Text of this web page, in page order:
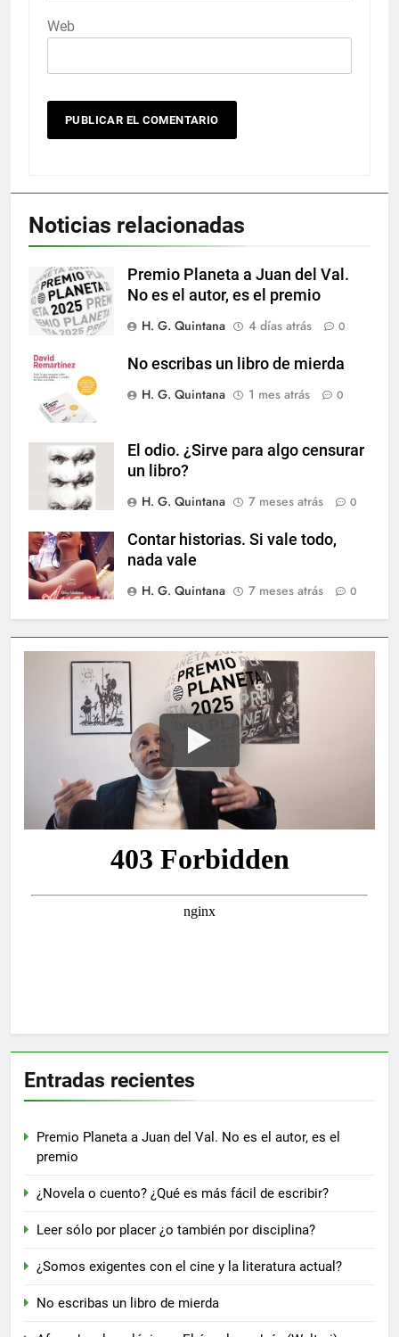
Web
Noticias relacionadas
Premio Planeta a Juan del Val.
No es el autor, es el premio
H. G. Quintana
4 días atrás 0
No escribas un libro de mierda
H. G. Quintana
1 mes atrás 0
El odio. ¿Sirve para algo censurar
un libro?
H. G. Quintana
7 meses atrás 0
Contar historias. Si vale todo,
nada vale
H. G. Quintana
7 meses atrás 0
Entradas recientes
Premio Planeta a Juan del Val. No es el autor, es el
premio
¿Novela o cuento? ¿Qué es más fácil de escribir?
Leer sólo por placer ¿o también por disciplina?
¿Somos exigentes con el cine y la literatura actual?
No escribas un libro de mierda